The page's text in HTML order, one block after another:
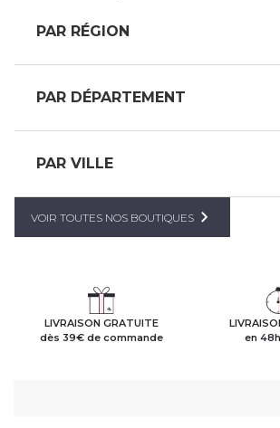
PAR RÉGION
PAR DÉPARTEMENT
PAR VILLE
VOIR TOUTES NOS BOUTIQUES
LIVRAISON GRATUITE
dès 39€ de commande
en